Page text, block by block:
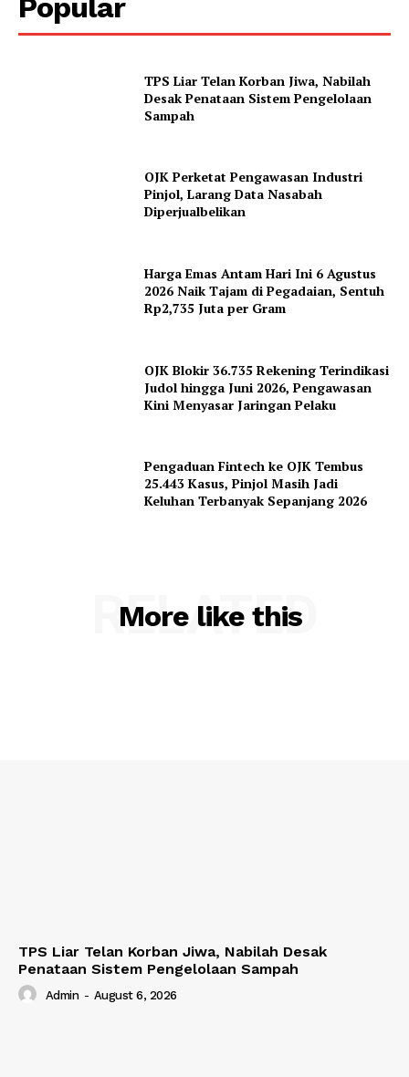
Popular
TPS Liar Telan Korban Jiwa, Nabilah
Desak Penataan Sistem Pengelolaan
Sampah
OJK Perketat Pengawasan Industri
Pinjol, Larang Data Nasabah
Diperjualbelikan
Harga Emas Antam Hari Ini 6 Agustus
2026 Naik Tajam di Pegadaian, Sentuh
Rp2,735 Juta per Gram
OJK Blokir 36.735 Rekening Terindikasi
Judol hingga Juni 2026, Pengawasan
Kini Menyasar Jaringan Pelaku
Pengaduan Fintech ke OJK Tembus
25.443 Kasus, Pinjol Masih Jadi
Keluhan Terbanyak Sepanjang 2026
More like this
RELATED
TPS Liar Telan Korban Jiwa, Nabilah Desak
Penataan Sistem Pengelolaan Sampah
Admin - August 6, 2026